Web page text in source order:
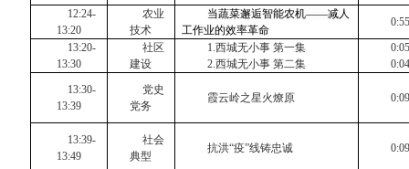
12:24-
13:20
农业
技术
当蔬菜邂逅智能农机——减人
工作业的效率革命
13:20-
13:30
社区
建设
1. 西城无小事 第一集
2. 西城无小事 第二集
13:30-
13:39
党史
党务
霞云岭之星火燎原
13:39-
13:49
社会
典型
抗洪“疫”线铸忠诚